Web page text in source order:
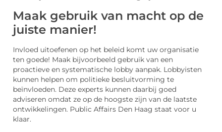
Maak gebruik van macht op de
juiste manier!
Invloed uitoefenen op het beleid komt uw organisatie
ten goede! Maak bijvoorbeeld gebruik van een
proactieve en systematische lobby aanpak. Lobbyisten
kunnen helpen om politieke besluitvorming te
beïnvloeden. Deze experts kunnen daarbij goed
adviseren omdat ze op de hoogste zijn van de laatste
ontwikkelingen. Public Affairs Den Haag staat voor u
klaar.